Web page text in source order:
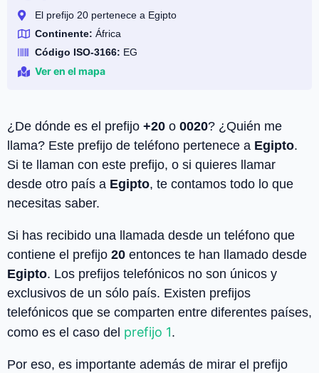
El prefijo 20 pertenece a Egipto
Continente: África
Código ISO-3166: EG
Ver en el mapa
¿De dónde es el prefijo +20 o 0020? ¿Quién me
llama? Este prefijo de teléfono pertenece a Egipto.
Si te llaman con este prefijo, o si quieres llamar
desde otro país a Egipto, te contamos todo lo que
necesitas saber.
Si has recibido una llamada desde un teléfono que
contiene el prefijo 20 entonces te han llamado desde
Egipto. Los prefijos telefónicos no son únicos y
exclusivos de un sólo país. Existen prefijos
telefónicos que se comparten entre diferentes países,
como es el caso del prefijo 1.
Por eso, es importante además de mirar el prefijo